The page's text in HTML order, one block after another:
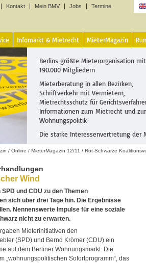
Kontakt Mein BMV Jobs Termine
Infomarkt & Mietrecht MieterMagazin
Berlins größte Mieterorganisation
190.000 Mitgliedern
Mieterberatung in allen Bezirken,
Schriftverkehr mit Vermietern,
Mietrechtsschutz für
Informationen zum Mietrecht und zur
Wohnungspolitik
Die starke Interessenvertretung der
/ Online / MieterMagazin 12/11 / Rot-Schwarze
Wind
und CDU zu den Themen
sich über drei Tage hin. Die Ergebnisse
Nennenswerte Impulse für eine soziale
nicht zu erwarten.
Mieterinitiativen den
(SPD) und Bernd Krömer (CDU) ein
auf dem Berliner Wohnungsmarkt. Die
„wohnungspolitischen Sofortprogramm“, das